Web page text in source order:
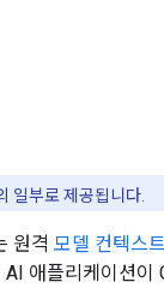
일부로 제공됩니다.
원격 모델 컨텍스
애플리케이션이